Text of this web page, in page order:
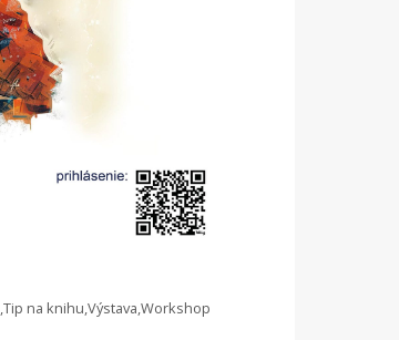
,Tip na knihu,Výstava,Workshop